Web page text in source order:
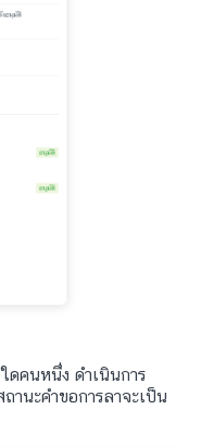
คนหนึ่ง ดำเนินการ
านะคำขอการลาจะเป็น